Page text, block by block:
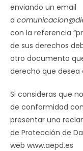
enviando un email
a
con la referencia
de sus derechos
otro documento
derecho que desea
Si consideras que
de conformidad
presentar una
de Protección de
web www.aepd.es